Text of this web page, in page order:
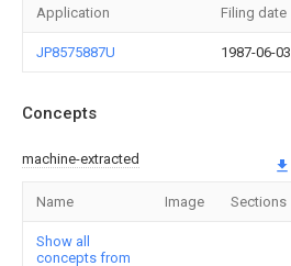
Application Filing date
JP8575887U 1987-06-03
Concepts
machine-extracted
Name Image Sections
Show all
concepts from